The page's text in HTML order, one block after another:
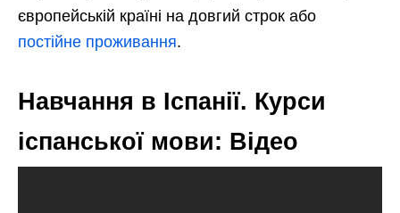
європейській країні на довгий строк або
постійне проживання.
Навчання в Іспанії. Курси
іспанської мови: Відео